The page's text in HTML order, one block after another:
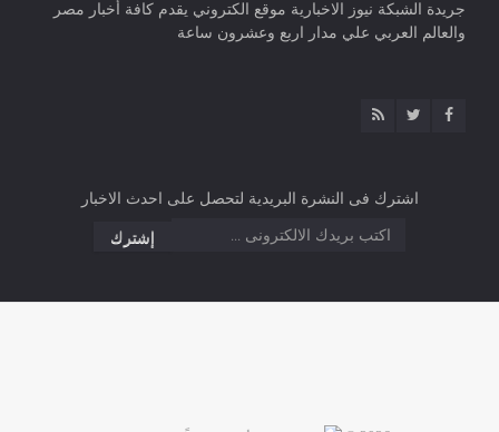
جريدة الشبكة نيوز الاخبارية موقع الكتروني يقدم كافة أخبار مصر
والعالم العربي علي مدار اربع وعشرون ساعة
اشترك فى النشرة البريدية لتحصل على احدث الاخبار